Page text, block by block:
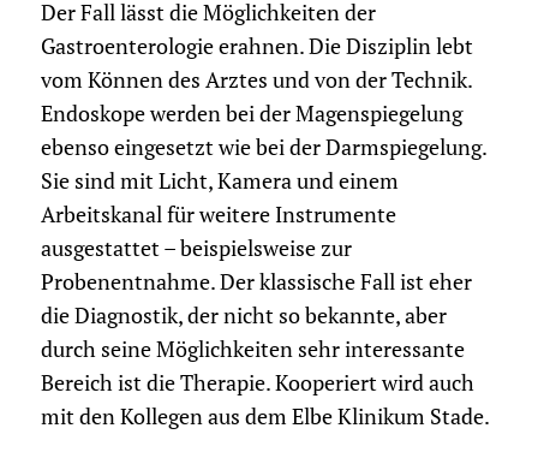
Der Fall lässt die Möglichkeiten der
Gastroenterologie erahnen. Die Disziplin lebt
vom Können des Arztes und von der Technik.
Endoskope werden bei der Magenspiegelung
ebenso eingesetzt wie bei der Darmspiegelung.
Sie sind mit Licht, Kamera und einem
Arbeitskanal für weitere Instrumente
ausgestattet – beispielsweise zur
Probenentnahme. Der klassische Fall ist eher
die Diagnostik, der nicht so bekannte, aber
durch seine Möglichkeiten sehr interessante
Bereich ist die Therapie. Kooperiert wird auch
mit den Kollegen aus dem Elbe Klinikum Stade.